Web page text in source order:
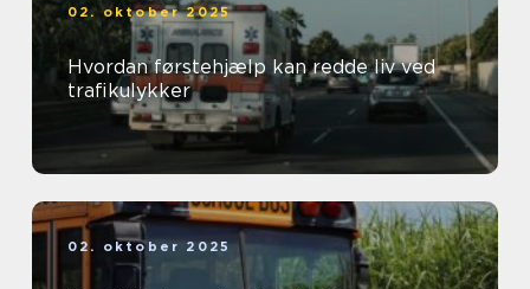
02. oktober 2025
Hvordan førstehjælp kan redde liv ved
trafikulykker
02. oktober 2025